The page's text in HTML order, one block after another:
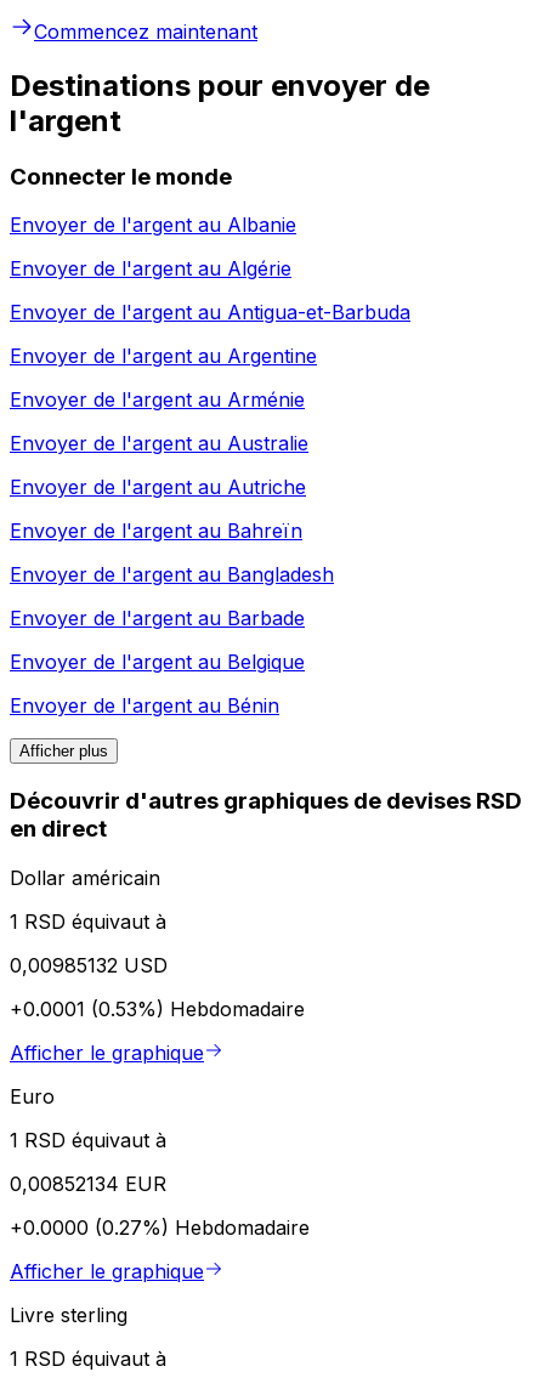
Commencez maintenant
Destinations pour envoyer de
l'argent
Connecter le monde
Envoyer de l'argent au Albanie
Envoyer de l'argent au Algérie
Envoyer de l'argent au Antigua-et-Barbuda
Envoyer de l'argent au Argentine
Envoyer de l'argent au Arménie
Envoyer de l'argent au Australie
Envoyer de l'argent au Autriche
Envoyer de l'argent au Bahreïn
Envoyer de l'argent au Bangladesh
Envoyer de l'argent au Barbade
Envoyer de l'argent au Belgique
Envoyer de l'argent au Bénin
Afficher plus
Découvrir d'autres graphiques de devises RSD
en direct
Dollar américain
1 RSD équivaut à
0,00985132 USD
+0.0001 (0.53%) Hebdomadaire
Afficher le graphique
Euro
1 RSD équivaut à
0,00852134 EUR
+0.0000 (0.27%) Hebdomadaire
Afficher le graphique
Livre sterling
1 RSD équivaut à